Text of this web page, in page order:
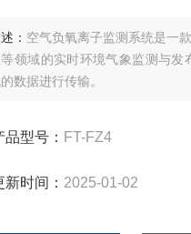
： 空气负氧离子监测系统是一
领域的实时环境气象监测与
数据进行传输。
品型号： FT-FZ4
新时间： 2025-01-02